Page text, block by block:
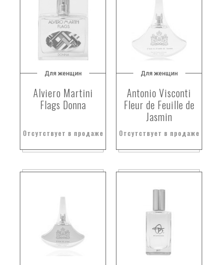
белый шоколад
бензоин
бензоин и ambroxan
бензоин и серая амбра
бензоин.
бергамо
бергамое
бергамот
бергамот (цитрусовая свежесть)
бергамот и кардамон
бергамот.
бергамот. мускатный орех
бергамот. шафран
Для женщин
Alviero Martini
Flags Donna
Отсутствует в продаже
Для женщин
Antonio Visconti
Fleur de Feuille de
Jasmin
Отсутствует в продаже